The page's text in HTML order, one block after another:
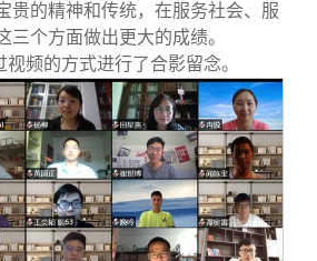
贵的精神和传统，在服务社会、服
三个方面做出更大的成绩。
频的方式进行了合影留念。